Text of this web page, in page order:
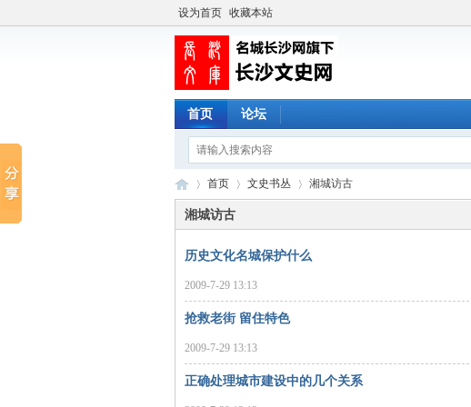
设为首页 收藏本站
首页 论坛
长 ›
首页
›
文史书丛
›
湘城访古
湘城访古
历史文化名城保护什么
2009-7-29 13:13
抢救老街 留住特色
2009-7-29 13:13
正确处理城市建设中的几个关系